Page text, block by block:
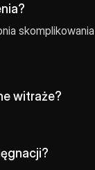
witraże?